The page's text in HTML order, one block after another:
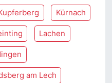
Kürnach
Lachen
am Lech